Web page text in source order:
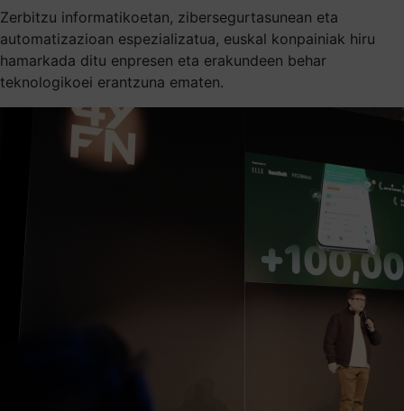
Zerbitzu informatikoetan, zibersegurtasunean eta
automatizazioan espezializatua, euskal konpainiak hiru
hamarkada ditu enpresen eta erakundeen behar
teknologikoei erantzuna ematen.